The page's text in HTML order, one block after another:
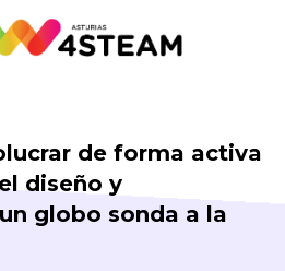
de forma activa
diseño y
globo sonda a la